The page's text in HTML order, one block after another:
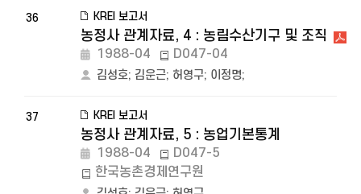
36 KREI 보고서
농정사 관계자료, 4 : 농림수산기구 및 조직
1988-04 D047-04
김성호; 김운근; 허영구; 이정명;
37 KREI 보고서
농정사 관계자료, 5 : 농업기본통계
1988-04
D047-5
한국농촌경제연구원